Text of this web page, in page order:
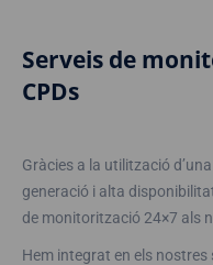
Serveis de
CPDs
Gràcies a la utilització
generació i alta
de monitorització 24×7 als
Hem integrat en els